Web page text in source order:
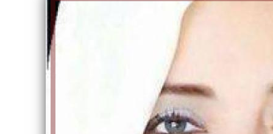
إلهام شرشر تكتب: دي مبقتش كورة..
دي سياسة
الكاتبة إلهام شرشر تهنئ الرئيس
السيسي بعيد ميلاده وتُشيد بجهوده